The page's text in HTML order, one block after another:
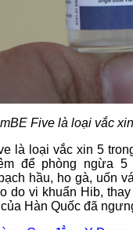
Five là loại vắc
là loại vắc xin 5
để phòng ngừa 5
hầu, ho gà, uốn
do vi khuẩn Hib,
Hàn Quốc đã